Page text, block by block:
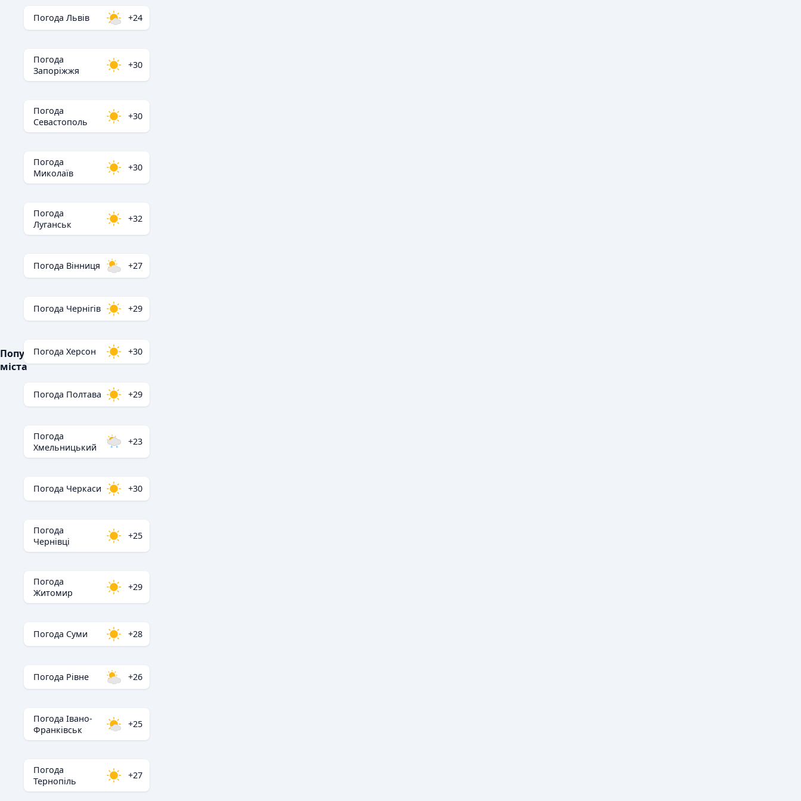
Популярні
міста
Погода Львів +24
Погода
Запоріжжя
+30
Погода
Севастополь
+30
Погода
Миколаїв
+30
Погода
Луганськ
+32
Погода Вінниця +27
Погода Чернігів +29
Погода Херсон +30
Погода Полтава +29
Погода
Хмельницький
+23
Погода Черкаси +30
Погода
Чернівці
+25
Погода
Житомир
+29
Погода Суми +28
Погода Рівне +26
Погода Івано-
Франківськ
+25
Погода
Тернопіль
+27